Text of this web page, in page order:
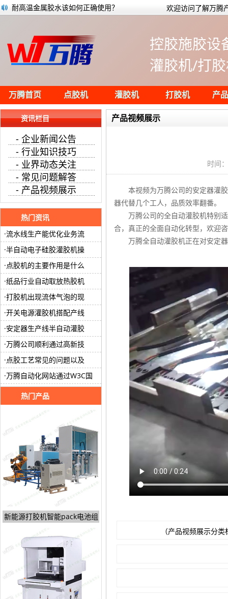
耐高温金属胶水该如何正确使用？
为什么UV灌封胶使用时会产生气泡？
应用于锂电池领域的UVLED光源固化UV胶水
万腾户外摄像头打胶视频
台式双Y轴双平台点胶机画胶演示
欢迎访问了解万腾
控胶施胶设
灌胶机/打
万腾首页 点胶机 灌胶机 打胶机 产
产品视频展示
时间
本视频为万腾公司的安定器灌
器代替几个工人，品质效率翻番。
万腾公司的全自动灌胶机特别
合，真正的全面自动化转型，欢迎
万腾全自动灌胶机正在对安定
（产品视频展示分类
资讯栏目
- 企业新闻公告
- 行业知识技巧
- 业界动态关注
- 常见问题解答
- 产品视频展示
热门资讯
流水线生产能优化业务流
半自动电子硅胶灌胶机操
点胶机的主要作用是什么
纸品行业自动取放热胶机
打胶机出现流体气泡的现
开关电源灌胶机搭配产线
安定器生产线半自动灌胶
万腾公司顺利通过高新技
点胶工艺常见的问题以及
万腾自动化网站通过W3C国
热门产品
新能源打胶机智能pack电池组